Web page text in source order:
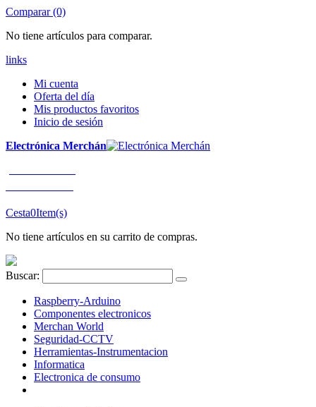
Comparar (0)
No tiene artículos para comparar.
links
Mi cuenta
Oferta del día
Mis productos favoritos
Inicio de sesión
Electrónica Merchán
Cesta0Item(s)
No tiene artículos en su carrito de compras.
Buscar:
Raspberry-Arduino
Componentes electronicos
Merchan World
Seguridad-CCTV
Herramientas-Instrumentacion
Informatica
Electronica de consumo